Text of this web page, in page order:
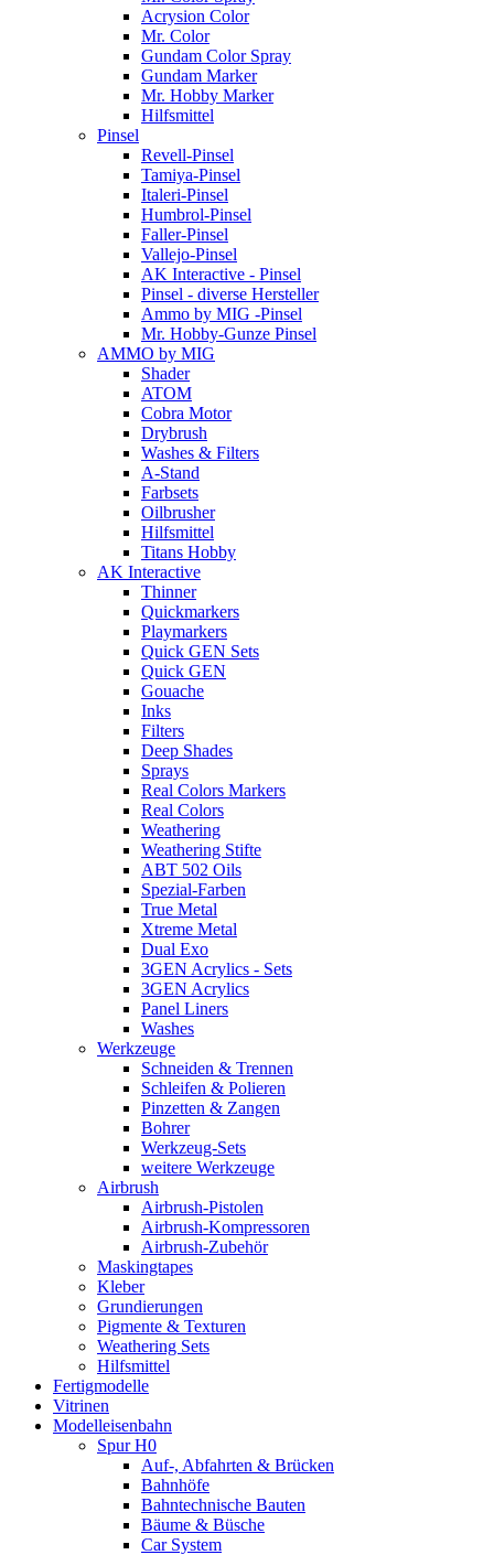
Acrysion Color
Mr. Color
Gundam Color Spray
Gundam Marker
Mr. Hobby Marker
Hilfsmittel
Pinsel
Revell-Pinsel
Tamiya-Pinsel
Italeri-Pinsel
Humbrol-Pinsel
Faller-Pinsel
Vallejo-Pinsel
AK Interactive - Pinsel
Pinsel - diverse Hersteller
Ammo by MIG -Pinsel
Mr. Hobby-Gunze Pinsel
AMMO by MIG
Shader
ATOM
Cobra Motor
Drybrush
Washes & Filters
A-Stand
Farbsets
Oilbrusher
Hilfsmittel
Titans Hobby
AK Interactive
Thinner
Quickmarkers
Playmarkers
Quick GEN Sets
Quick GEN
Gouache
Inks
Filters
Deep Shades
Sprays
Real Colors Markers
Real Colors
Weathering
Weathering Stifte
ABT 502 Oils
Spezial-Farben
True Metal
Xtreme Metal
Dual Exo
3GEN Acrylics - Sets
3GEN Acrylics
Panel Liners
Washes
Werkzeuge
Schneiden & Trennen
Schleifen & Polieren
Pinzetten & Zangen
Bohrer
Werkzeug-Sets
weitere Werkzeuge
Airbrush
Airbrush-Pistolen
Airbrush-Kompressoren
Airbrush-Zubehör
Maskingtapes
Kleber
Grundierungen
Pigmente & Texturen
Weathering Sets
Hilfsmittel
Fertigmodelle
Vitrinen
Modelleisenbahn
Spur H0
Auf-, Abfahrten & Brücken
Bahnhöfe
Bahntechnische Bauten
Bäume & Büsche
Car System